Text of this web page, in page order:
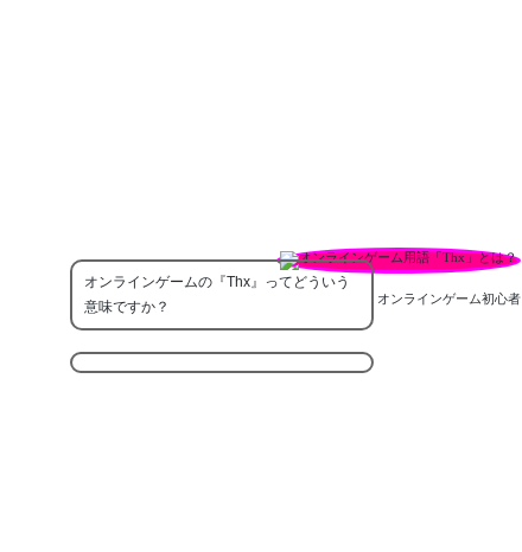
オンラインゲーム初心者
オンラインゲームの『Thx』ってどういう
意味ですか？